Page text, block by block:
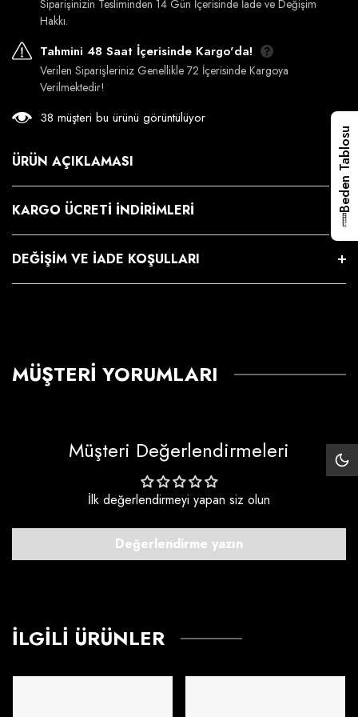
Siparişinizin Tesliminden 14 Gün İçerisinde İade ve Değişim
Hakkı.
Tahmini 48 Saat İçerisinde Kargo'da!
Verilen Siparişleriniz Genellikle 72 İçerisinde Kargoya
Verilmektedir!
38 müşteri bu ürünü görüntülüyor
ÜRÜN AÇIKLAMASI
KARGO ÜCRETI İNDIRIMLERI
DEĞIŞIM VE İADE KOŞULLARI
MÜŞTERI YORUMLARI
Müşteri Değerlendirmeleri
İlk değerlendirmeyi yapan siz olun
Değerlendirme yazın
İLGILI ÜRÜNLER
Beden Tablosu